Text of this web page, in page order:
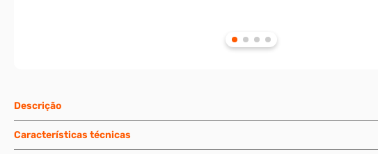
Descrição
Características técnicas